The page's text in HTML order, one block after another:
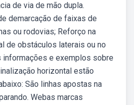
de via de mão dupla.
demarcação de faixas de
ou rodovias; Reforço na
de obstáculos laterais ou no
informações e exemplos sobre
horizontal estão
São linhas apostas na
Webas marcas